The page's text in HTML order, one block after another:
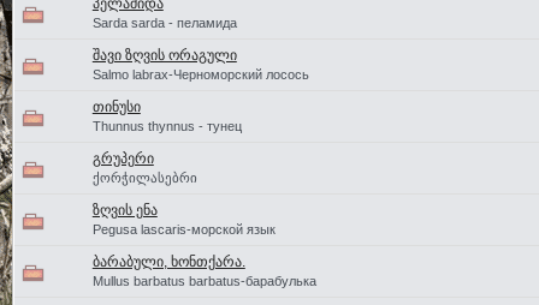
პელამიდა
Sarda sarda - пеламида
შავი ზღვის ორაგული
Salmo labrax-Черноморский лосось
თინუსი
Thunnus thynnus - тунец
გრუპერი
ქორჭილასებრი
ზღვის ენა
Pegusa lascaris-морской язык
ბარაბული, ხონთქარა.
Mullus barbatus barbatus-барабулька